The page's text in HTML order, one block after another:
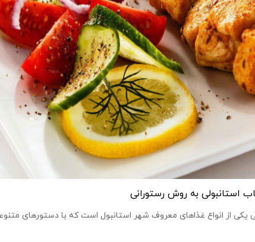
استانبولی به روش رستورانی
یکی از انواع غذاهای معروف شهر استانبول است که با دستورهای